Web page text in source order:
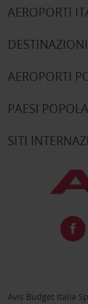
AEROPORTI
AEROPORTI
PAESI
SITI
Avis Budget Italia